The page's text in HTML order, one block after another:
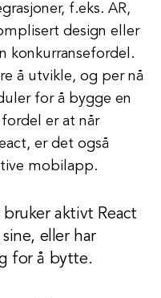
f.eks. AR,
design eller
konkurransefordel.
å utvikle, og per nå
for å bygge en
er at når
er det også
mobilapp.
aktivt React
eller har
for å bytte.